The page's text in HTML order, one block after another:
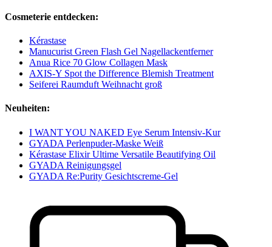
Cosmeterie entdecken:
Kérastase
Manucurist Green Flash Gel Nagellackentferner
Anua Rice 70 Glow Collagen Mask
AXIS-Y Spot the Difference Blemish Treatment
Seiferei Raumduft Weihnacht groß
Neuheiten:
I WANT YOU NAKED Eye Serum Intensiv-Kur
GYADA Perlenpuder-Maske Weiß
Kérastase Elixir Ultime Versatile Beautifying Oil
GYADA Reinigungsgel
GYADA Re:Purity Gesichtscreme-Gel